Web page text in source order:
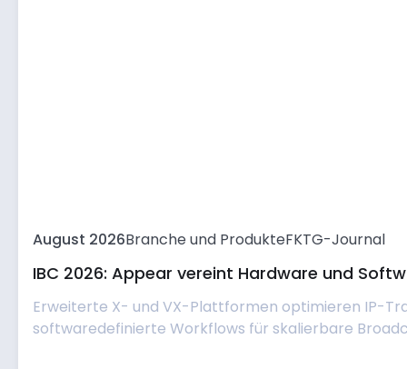
August 2026Branche und ProdukteFKTG-Journal
IBC 2026: Appear vereint Hardware und
Erweiterte X- und VX-Plattformen optimieren IP-
softwaredefinierte Workflows für skalierbare